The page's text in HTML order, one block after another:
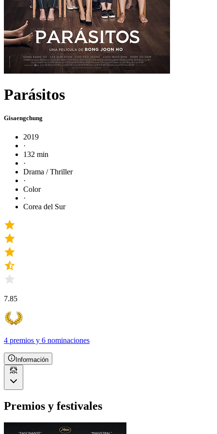
Parásitos
Gisaengchung
2019
·
132 min
·
Drama / Thriller
·
Color
·
Corea del Sur
7.85
4 premios y 6 nominaciones
Información
Premios y festivales